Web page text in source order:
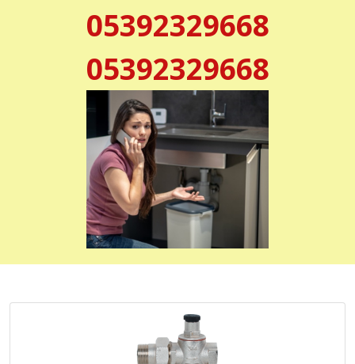
05392329668
05392329668